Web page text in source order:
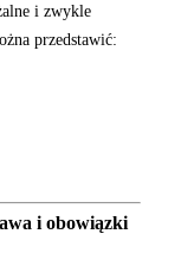
i zwykle
przedstawić:
i obowiązki